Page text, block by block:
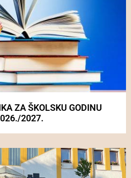
ZA ŠKOLSKU GODINU
2027.